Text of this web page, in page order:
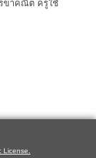
รขาคณิต ครูใช้
License.